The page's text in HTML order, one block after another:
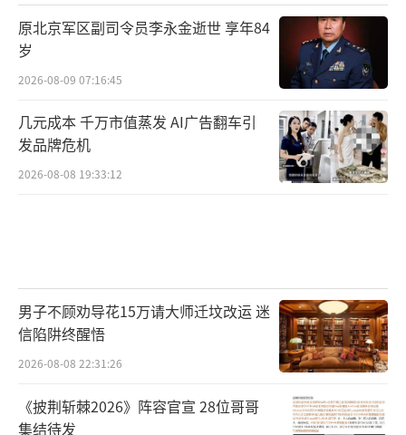
原北京军区副司令员李永金逝世 享年84
岁
2026-08-09 07:16:45
几元成本 千万市值蒸发 AI广告翻车引
发品牌危机
2026-08-08 19:33:12
男子不顾劝导花15万请大师迁坟改运 迷
信陷阱终醒悟
2026-08-08 22:31:26
《披荆斩棘2026》阵容官宣 28位哥哥
集结待发